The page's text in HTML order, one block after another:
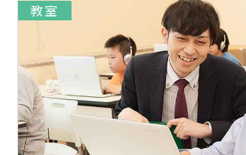
教室